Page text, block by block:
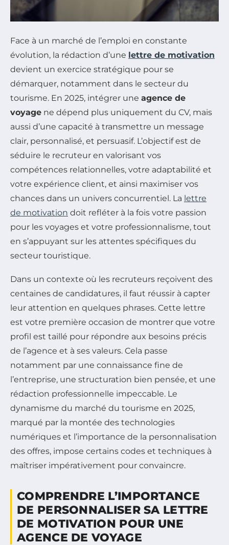
Face à un marché de l’emploi en constante
évolution, la rédaction d’une lettre de motivation
devient un exercice stratégique pour se
démarquer, notamment dans le secteur du
tourisme. En 2025, intégrer une agence de
voyage ne dépend plus uniquement du CV, mais
aussi d’une capacité à transmettre un message
clair, personnalisé, et persuasif. L’objectif est de
séduire le recruteur en valorisant vos
compétences relationnelles, votre adaptabilité et
votre expérience client, et ainsi maximiser vos
chances dans un univers concurrentiel. La lettre
de motivation doit refléter à la fois votre passion
pour les voyages et votre professionnalisme, tout
en s’appuyant sur les attentes spécifiques du
secteur touristique.
Dans un contexte où les recruteurs reçoivent des
centaines de candidatures, il faut réussir à capter
leur attention en quelques phrases. Cette lettre
est votre première occasion de montrer que votre
profil est taillé pour répondre aux besoins précis
de l’agence et à ses valeurs. Cela passe
notamment par une connaissance fine de
l’entreprise, une structuration bien pensée, et une
rédaction professionnelle impeccable. Le
dynamisme du marché du tourisme en 2025,
marqué par la montée des technologies
numériques et l’importance de la personnalisation
des offres, impose certains codes et techniques à
maîtriser impérativement pour convaincre.
COMPRENDRE L’IMPORTANCE
DE PERSONNALISER SA LETTRE
DE MOTIVATION POUR UNE
AGENCE DE VOYAGE